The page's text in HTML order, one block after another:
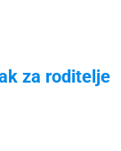
za roditelje